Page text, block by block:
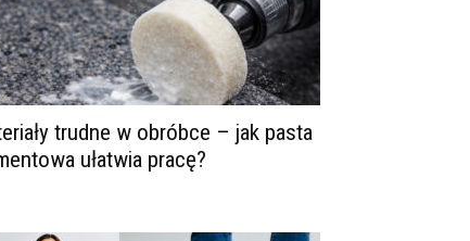
trudne w obróbce – jak pasta
ułatwia pracę?